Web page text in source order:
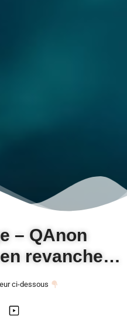
– QAnon
en revanche…
ci-dessous